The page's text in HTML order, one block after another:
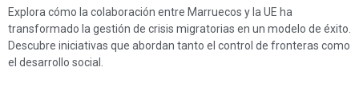
Explora cómo la colaboración entre Marruecos y la UE ha
transformado la gestión de crisis migratorias en un modelo de éxito.
Descubre iniciativas que abordan tanto el control de fronteras como
el desarrollo social.